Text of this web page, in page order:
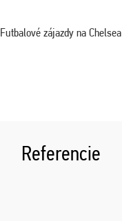
Futbalové zájazdy na Chelsea
Referencie